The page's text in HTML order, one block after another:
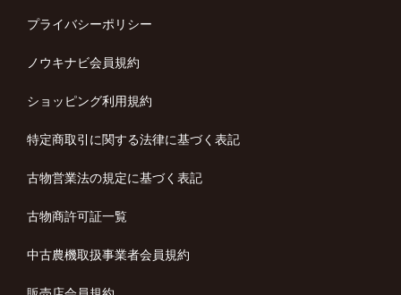
プライバシーポリシー
ノウキナビ会員規約
ショッピング利用規約
特定商取引に関する法律に基づく表記
古物営業法の規定に基づく表記
古物商許可証一覧
中古農機取扱事業者会員規約